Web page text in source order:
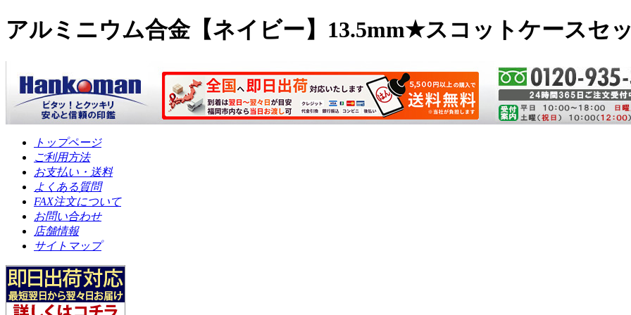
アルミニウム合金【ネイビー】13.5mm★スコットケースセ
トップページ
ご利用方法
お支払い・送料
よくある質問
FAX注文について
お問い合わせ
店舗情報
サイトマップ